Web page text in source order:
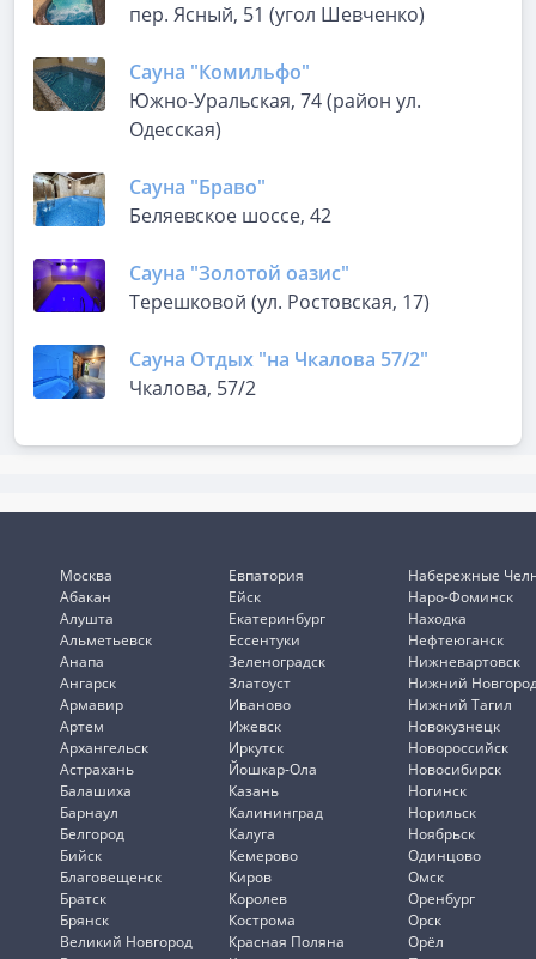
пер. Ясный, 51 (угол Шевченко)
Сауна "Комильфо"
Южно-Уральская, 74 (район ул.
Одесская)
Сауна "Браво"
Беляевское шоссе, 42
Сауна "Золотой оазис"
Терешковой (ул. Ростовская, 17)
Сауна Отдых "на Чкалова 57/2"
Чкалова, 57/2
Москва
Абакан
Алушта
Альметьевск
Анапа
Ангарск
Армавир
Артем
Архангельск
Астрахань
Балашиха
Барнаул
Белгород
Бийск
Благовещенск
Братск
Брянск
Великий Новгород
Евпатория
Ейск
Екатеринбург
Ессентуки
Зеленоградск
Златоуст
Иваново
Ижевск
Иркутск
Йошкар-Ола
Казань
Калининград
Калуга
Кемерово
Киров
Королев
Кострома
Красная Поляна
Набережные
Наро-Фоминск
Находка
Нефтеюганск
Нижневартовск
Нижний
Нижний Тагил
Новокузнецк
Новороссийск
Новосибирск
Ногинск
Норильск
Ноябрьск
Одинцово
Омск
Оренбург
Орск
Орёл